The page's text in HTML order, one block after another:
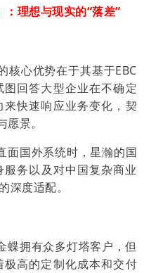
理想与现实的“落差”
核心优势在于其基于EBC
回答大型企业在不确定
快速响应业务变化，契
景。
面国外系统时，星瀚的国
务以及对中国复杂商业
深度适配。
蝶拥有众多灯塔客户，但
高的定制化成本和交付